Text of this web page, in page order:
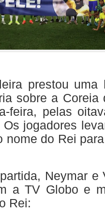
prestou uma
sobre a Coreia
feira, pelas
jogadores
nome do Rei
Neymar e
a TV Globo e
Rei: